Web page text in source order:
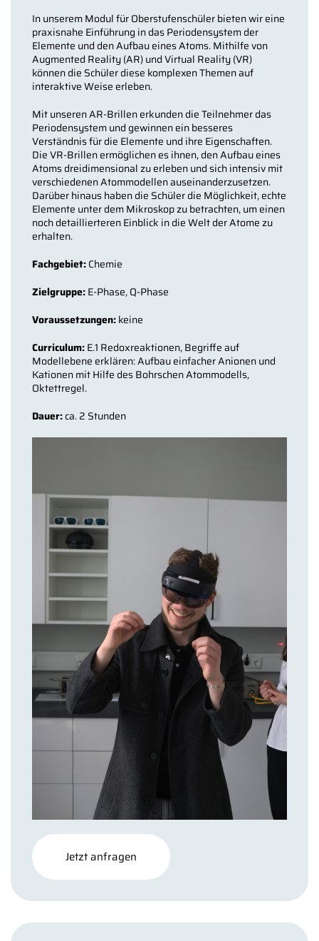
In unserem Modul für Oberstufenschüler bieten wir eine
praxisnahe Einführung in das Periodensystem der
Elemente und den Aufbau eines Atoms. Mithilfe von
Augmented Reality (AR) und Virtual Reality (VR)
können die Schüler diese komplexen Themen auf
interaktive Weise erleben.
Mit unseren AR-Brillen erkunden die Teilnehmer das
Periodensystem und gewinnen ein besseres
Verständnis für die Elemente und ihre Eigenschaften.
Die VR-Brillen ermöglichen es ihnen, den Aufbau eines
Atoms dreidimensional zu erleben und sich intensiv mit
verschiedenen Atommodellen auseinanderzusetzen.
Darüber hinaus haben die Schüler die Möglichkeit, echte
Elemente unter dem Mikroskop zu betrachten, um einen
noch detaillierteren Einblick in die Welt der Atome zu
erhalten.
Fachgebiet:Chemie
Zielgruppe:E-Phase, Q-Phase
Voraussetzungen:keine
Curriculum:E.1 Redoxreaktionen, Begriffe auf
Modellebene erklären: Aufbau einfacher Anionen und
Kationen mit Hilfe des Bohrschen Atommodells,
Oktettregel.
Dauer:ca. 2 Stunden
Jetzt anfragen